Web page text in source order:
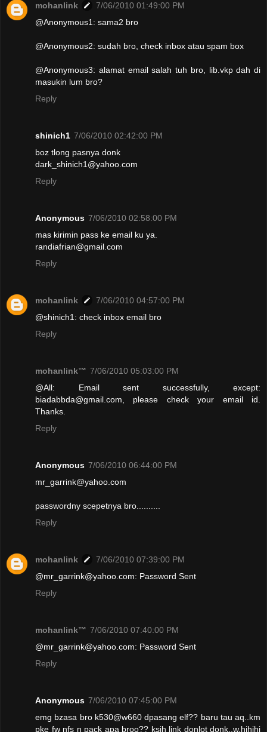
mohanlink
7/06/2010 01:49:00 PM
@Anonymous1: sama2 bro
@Anonymous2: sudah bro, check inbox atau spam box
@Anonymous3: alamat email salah tuh bro, lib.vkp dah di
masukin lum bro?
Reply
shinich1 7/06/2010 02:42:00 PM
boz tlong pasnya donk
dark_shinich1@yahoo.com
Reply
Anonymous 7/06/2010 02:58:00 PM
mas kirimin pass ke email ku ya.
randiafrian@gmail.com
Reply
mohanlink
7/06/2010 04:57:00 PM
@shinich1: check inbox email bro
Reply
mohanlink™ 7/06/2010 05:03:00 PM
@All: Email sent successfully, except:
biadabbda@gmail.com, please check your email id.
Thanks.
Reply
Anonymous 7/06/2010 06:44:00 PM
mr_garrink@yahoo.com
passwordny scepetnya bro..........
Reply
mohanlink
7/06/2010 07:39:00 PM
@mr_garrink@yahoo.com: Password Sent
Reply
mohanlink™ 7/06/2010 07:40:00 PM
@mr_garrink@yahoo.com: Password Sent
Reply
Anonymous 7/06/2010 07:45:00 PM
emg bzasa bro k530@w660 dpasang elf?? baru tau aq..km
pke fw nfs n pack apa broo?? ksih link donlot donk..w.hihihi